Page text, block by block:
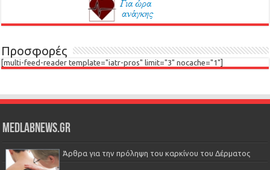
Προσφορές
[multi-feed-reader template="iatr-pros" limit="3" nocache="1"]
Medlabnews.gr
Άρθρα για την πρόληψη του καρκίνου του Δέρματος